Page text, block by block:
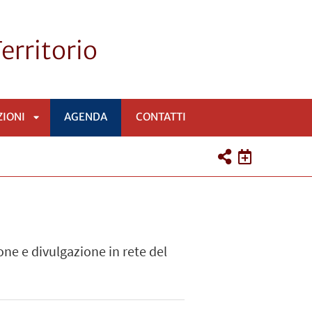
AGENDA CONTATTI
e divulgazione in rete del